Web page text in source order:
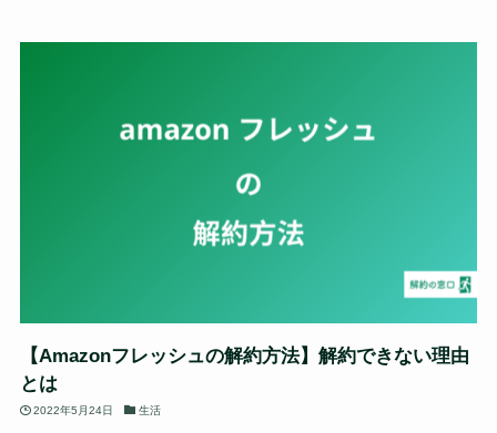
【Amazonフレッシュの解約方法】解約できない理由
とは
2022年5月24日 生活